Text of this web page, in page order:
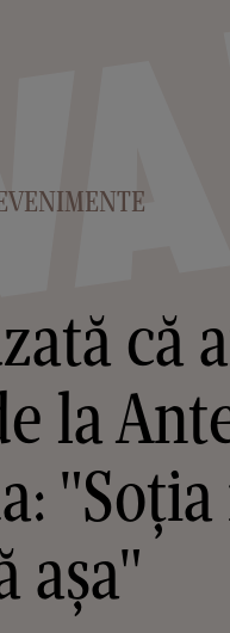
că
la
așa"